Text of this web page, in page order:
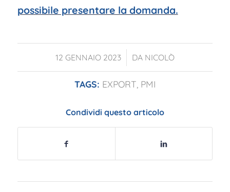
possibile presentare la domanda.
12 GENNAIO 2023
/ DA NICOLÒ
TAGS: EXPORT, PMI
Condividi questo articolo